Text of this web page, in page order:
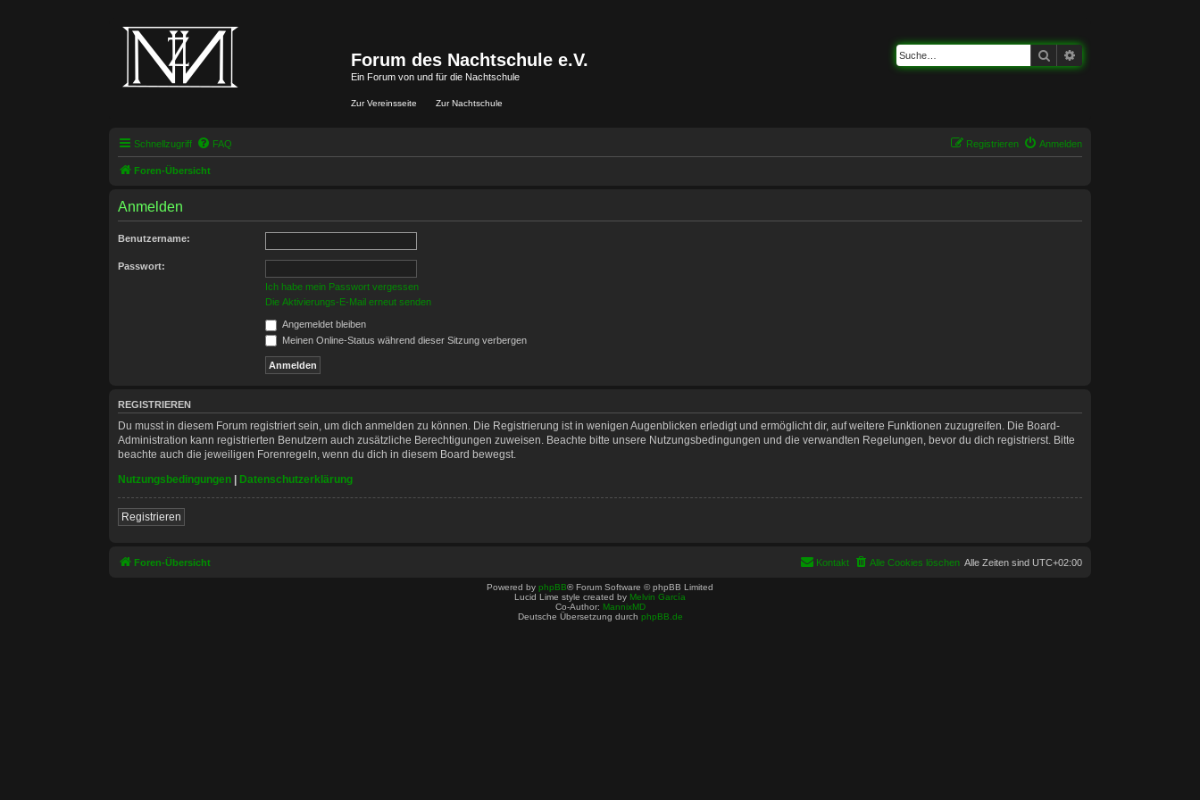
Forum des Nachtschule e.V.
Ein Forum von und für die Nachtschule
Zur Vereinsseite Zur Nachtschule
Suche
Schnellzugriff FAQ Anmelden
Registrieren
Foren-Übersicht
Anmelden
Benutzername:
Passwort:
Ich habe mein Passwort vergessen
Die Aktivierungs-E-Mail erneut senden
Angemeldet bleiben
Meinen Online-Status während dieser Sitzung verbergen
REGISTRIEREN
Du musst in diesem Forum registriert sein, um dich anmelden zu können. Die Registrierung ist in wenigen Augenblicken erledigt und ermöglicht dir, auf weitere Funktionen zuzugreifen. Die Board-
Administration kann registrierten Benutzern auch zusätzliche Berechtigungen zuweisen. Beachte bitte unsere Nutzungsbedingungen und die verwandten Regelungen, bevor du dich registrierst. Bitte
beachte auch die jeweiligen Forenregeln, wenn du dich in diesem Board bewegst.
Nutzungsbedingungen | Datenschutzerklärung
Registrieren
Foren-Übersicht Alle Zeiten sind UTC+02:00
Alle Cookies löschen
Kontakt
Powered by phpBB® Forum Software © phpBB Limited
Lucid Lime style created by Melvin García
Co-Author: MannixMD
Deutsche Übersetzung durch phpBB.de